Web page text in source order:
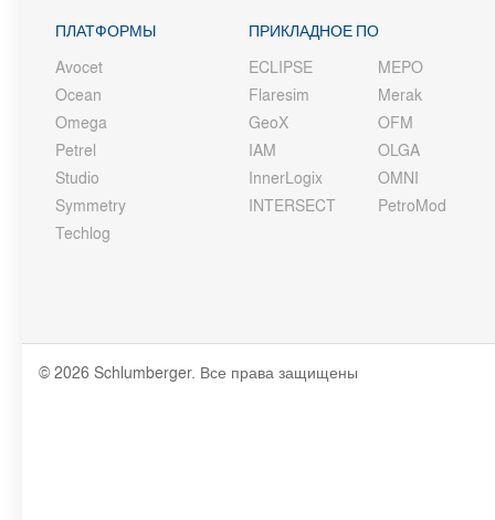
ПЛАТФОРМЫ
Avocet
Ocean
Omega
Petrel
Studio
Symmetry
Techlog
ПРИКЛАДНОЕ ПО
ECLIPSE
Flaresim
GeoX
IAM
InnerLogix
INTERSECT
MEPO
Merak
OFM
OLGA
OMNI
PetroMod
© 2026 Schlumberger. Все права защищены